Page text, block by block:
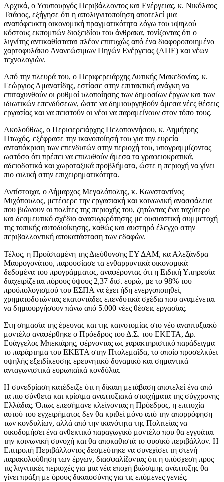
Αρχικά, ο Υφυπουργός Περιβάλλοντος και Ενέργειας, κ. Νικόλαος
Τσάφος, εξήγησε ότι η απολιγνιτοποίηση αποτελεί μια
αναπόφευκτη οικονομική πραγματικότητα λόγω του υψηλού
κόστους εκπομπών διοξειδίου του άνθρακα, τονίζοντας ότι ο
λιγνίτης αντικαθίσταται πλέον επιτυχώς από ένα διαφοροποιημένο
χαρτοφυλάκιο Ανανεώσιμων Πηγών Ενέργειας (ΑΠΕ) και νέων
τεχνολογιών.
Από την πλευρά του, ο Περιφερειάρχης Δυτικής Μακεδονίας, κ.
Γεώργιος Αμανατίδης, εστίασε στην επιτακτική ανάγκη να
επιταχυνθούν οι ρυθμοί υλοποίησης των δημοσίων έργων και των
ιδιωτικών επενδύσεων, ώστε να δημιουργηθούν άμεσα νέες θέσεις
εργασίας και να πειστούν οι νέοι να παραμείνουν στον τόπο τους.
Ακολούθως, ο Περιφερειάρχης Πελοποννήσου, κ. Δημήτρης
Πτωχός, εξέφρασε την ικανοποίησή του για την ευρεία
ανταπόκριση των επενδυτών στην περιοχή του, υπογραμμίζοντας
ωστόσο ότι πρέπει να επιλυθούν άμεσα τα γραφειοκρατικά,
αδειοδοτικά και χωροταξικά προβλήματα, ώστε η περιοχή να γίνει
πιο φιλική στην επιχειρηματικότητα.
Αντίστοιχα, ο Δήμαρχος Μεγαλόπολης, κ. Κωνσταντίνος
Μιχόπουλος, μετέφερε την εργασιακή και κοινωνική ανασφάλεια
που βιώνουν οι πολίτες της περιοχής του, ζητώντας ένα ταχύτερο
και δεσμευτικό σχέδιο ανασυγκρότησης με ουσιαστική συμμετοχή
της τοπικής αυτοδιοίκησης, καθώς και αυστηρό έλεγχο στην
περιβαλλοντική αποκατάσταση των εδαφών.
Τέλος, η Προϊσταμένη της Διεύθυνσης ΕΥ ΔΑΜ, κα Αλεξάνδρα
Μαυρογονάτου, παρουσίασε τα ενθαρρυντικά οικονομικά
δεδομένα του προγράμματος, αναφέροντας ότι η Ειδική Υπηρεσία
διαχειρίζεται πόρους ύψους 2,37 δισ. ευρώ, με το 98% του
προϋπολογισμού του ΕΣΠΑ να έχει ήδη ενεργοποιηθεί,
χρηματοδοτώντας εκατοντάδες επενδυτικά σχέδια που αναμένεται
να δημιουργήσουν πάνω από 5.000 νέες θέσεις εργασίας.
Στη σημασία της έρευνας και της καινοτομίας στο νέο αναπτυξιακό
μοντέλο αναφέρθηκε ο Πρόεδρος του Δ.Σ. του ΕΚΕΤΑ, Δρ.
Ευάγγελος Μπεκιάρης, φέρνοντας ως χαρακτηριστικό παράδειγμα
το παράρτημα του ΕΚΕΤΑ στην Πτολεμαΐδα, το οποίο προσελκύει
υψηλής εξειδίκευσης ερευνητικό δυναμικό και σημαντικά
ανταγωνιστικά ευρωπαϊκά κονδύλια.
Η συνεδρίαση κατέδειξε ότι η δίκαιη μετάβαση αποτελεί ένα από
τα πιο σύνθετα και κρίσιμα αναπτυξιακά στοιχήματα της σύγχρονης
Ελλάδας. Όπως επεσήμανε κλείνοντας η Πρόεδρος, η επιτυχία
αυτού του εγχειρήματος δεν θα κριθεί μόνο από την απορρόφηση
των κονδυλίων, αλλά από την ικανότητα της Πολιτείας να
οικοδομήσει ένα ανθεκτικό παραγωγικό μοντέλο που θα εγγυάται
την κοινωνική συνοχή και θα αποκαθιστά το φυσικό περιβάλλον. Η
Επιτροπή Περιβάλλοντος δεσμεύτηκε να συνεχίσει τη στενή
παρακολούθηση των έργων, διασφαλίζοντας ότι η υπόσχεση προς
τις λιγνιτικές περιοχές για μια νέα εποχή βιώσιμης ανάπτυξης θα
γίνει πράξη με όρους δικαιοσύνης για τις επόμενες γενιές.